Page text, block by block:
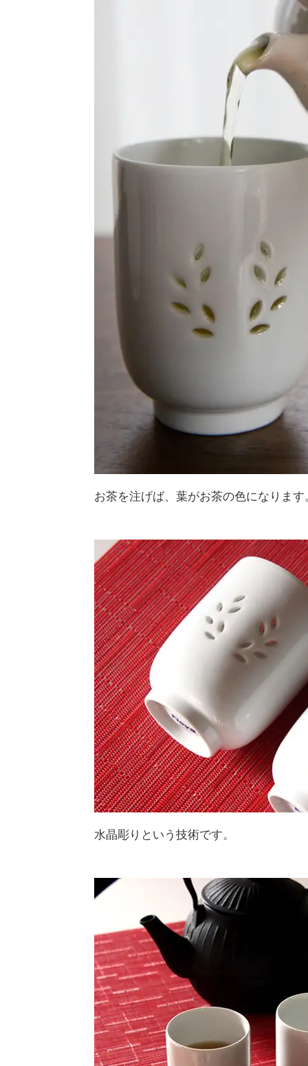
お茶を注げば、葉がお茶の色になります
水晶彫りという技術です。